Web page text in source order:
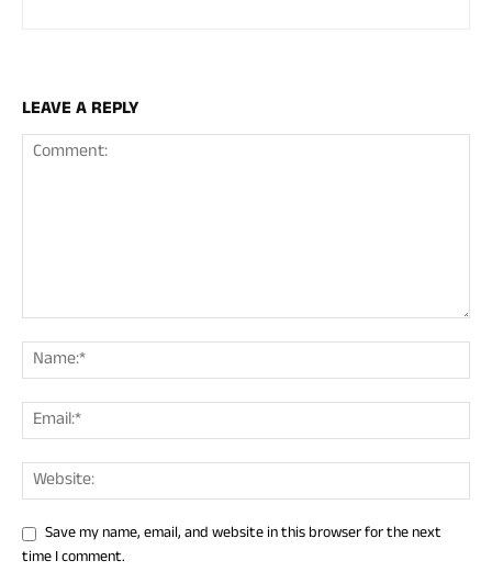
LEAVE A REPLY
Save my name, email, and website in this browser for the next
time I comment.